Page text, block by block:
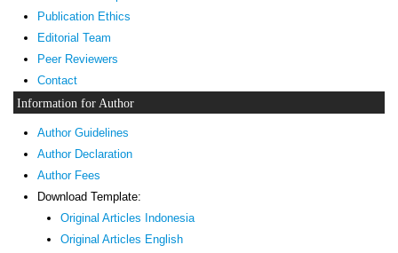
Publication Ethics
Editorial Team
Peer Reviewers
Contact
Information for Author
Author Guidelines
Author Declaration
Author Fees
Download Template:
Original Articles Indonesia
Original Articles English